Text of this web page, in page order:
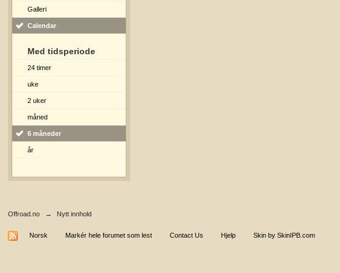
Galleri
Calendar
Med tidsperiode
24 timer
uke
2 uker
måned
6 måneder
år
Offroad.no → Nytt innhold
Norsk Markér hele forumet som lest Contact Us Hjelp Skin by SkinIPB.com